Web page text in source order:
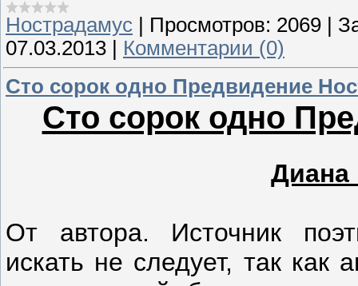
Нострадамус Просмотров: 2069
07.03.2013
Комментарии (0)
Сто сорок одно Предвидение
Сто сорок одно
Диана
От автора. Источник
искать не следует, так